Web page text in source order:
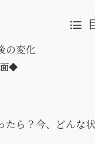
の変化
面◆
たら？今、どんな